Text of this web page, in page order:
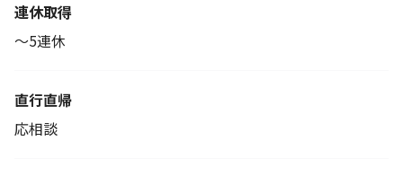
連休取得
～5連休
直行直帰
応相談